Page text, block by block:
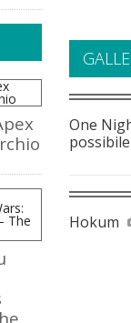
One
possibile
Hokum